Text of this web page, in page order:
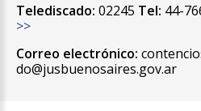
Telediscado: 02245 Tel: 44-
>>
Correo electrónico:
do@jusbuenosaires.gov.ar